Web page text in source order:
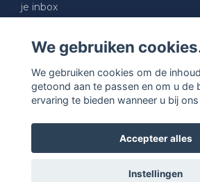
je inbox
E-mail
Ja graag!
We gebruiken
We gebruiken cookies om de
getoond aan te passen en om u de
ervaring te bieden wanneer u bij
Accepteer alles
Instellingen